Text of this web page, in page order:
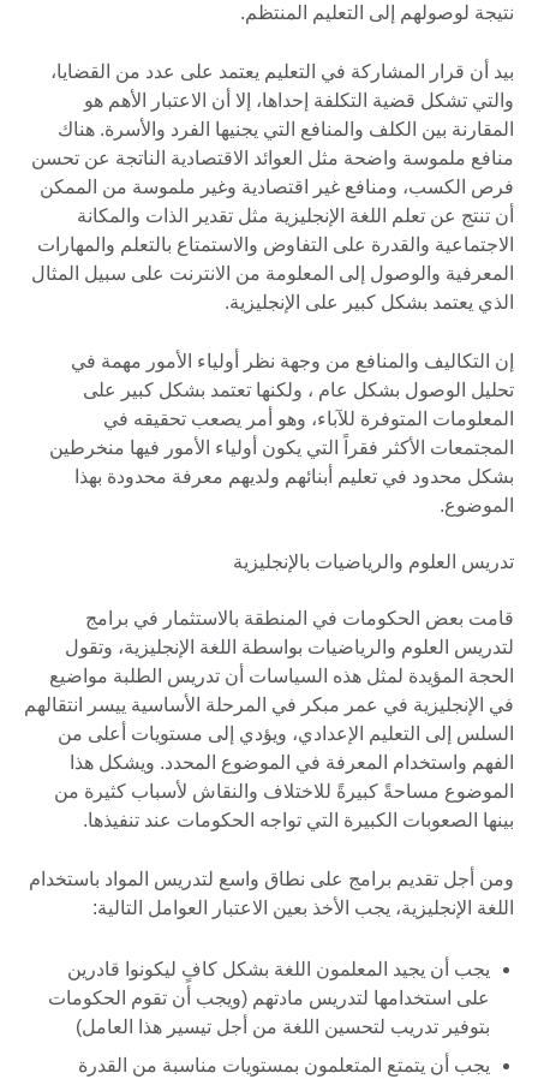
نتيجة لوصولهم إلى التعليم المنتظم.
بيد أن قرار المشاركة في التعليم يعتمد على عدد من القضايا،
والتي تشكل قضية التكلفة إحداها، إلا أن الاعتبار الأهم هو
المقارنة بين الكلف والمنافع التي يجنيها الفرد والأسرة. هناك
منافع ملموسة واضحة مثل العوائد الاقتصادية الناتجة عن تحسن
فرص الكسب، ومنافع غير اقتصادية وغير ملموسة من الممكن
أن تنتج عن تعلم اللغة الإنجليزية مثل تقدير الذات والمكانة
الاجتماعية والقدرة على التفاوض والاستمتاع بالتعلم والمهارات
المعرفية والوصول إلى المعلومة من الانترنت على سبيل المثال
الذي يعتمد بشكل كبير على الإنجليزية.
إن التكاليف والمنافع من وجهة نظر أولياء الأمور مهمة في
تحليل الوصول بشكل عام ، ولكنها تعتمد بشكل كبير على
المعلومات المتوفرة للآباء، وهو أمر يصعب تحقيقه في
المجتمعات الأكثر فقراً التي يكون أولياء الأمور فيها منخرطين
بشكل محدود في تعليم أبنائهم ولديهم معرفة محدودة بهذا
الموضوع.
تدريس العلوم والرياضيات بالإنجليزية
قامت بعض الحكومات في المنطقة بالاستثمار في برامج
لتدريس العلوم والرياضيات بواسطة اللغة الإنجليزية، وتقول
الحجة المؤيدة لمثل هذه السياسات أن تدريس الطلبة مواضيع
في الإنجليزية في عمر مبكر في المرحلة الأساسية ييسر انتقالهم
السلس إلى التعليم الإعدادي، ويؤدي إلى مستويات أعلى من
الفهم واستخدام المعرفة في الموضوع المحدد. ويشكل هذا
الموضوع مساحةً كبيرةً للاختلاف والنقاش لأسباب كثيرة من
بينها الصعوبات الكبيرة التي تواجه الحكومات عند تنفيذها.
ومن أجل تقديم برامج على نطاق واسع لتدريس المواد باستخدام
اللغة الإنجليزية، يجب الأخذ بعين الاعتبار العوامل التالية:
يجب أن يجيد المعلمون اللغة بشكل كافٍ ليكونوا قادرين
على استخدامها لتدريس مادتهم (ويجب أن تقوم الحكومات
بتوفير تدريب لتحسين اللغة من أجل تيسير هذا العامل)
يجب أن يتمتع المتعلمون بمستويات مناسبة من القدرة